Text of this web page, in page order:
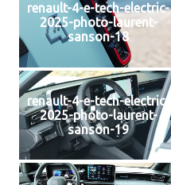
renault-4-e-tech-electric-
2025-photo-laurent-
sanson-18
renault-4-e-tech-electric-
2025-photo-laurent-
sanson-19